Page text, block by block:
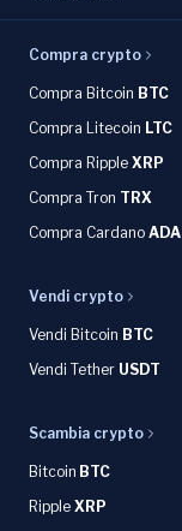
Compra crypto
Compra Bitcoin BTC
Compra Litecoin LTC
Compra Ripple XRP
Compra Tron TRX
Compra Cardano ADA
Vendi crypto
Vendi Bitcoin BTC
Vendi Tether USDT
Scambia crypto
Bitcoin BTC
Ripple XRP